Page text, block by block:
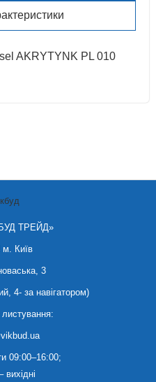
AKRYTYNK PL 010
ТРЕЙД»
м. Київ
3
4- за навігатором)
09:00–16:00;
вихідні